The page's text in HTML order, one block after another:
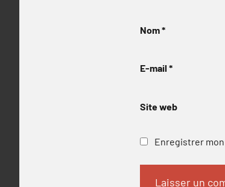
Nom*
E-mail *
Site web
Enregistrer